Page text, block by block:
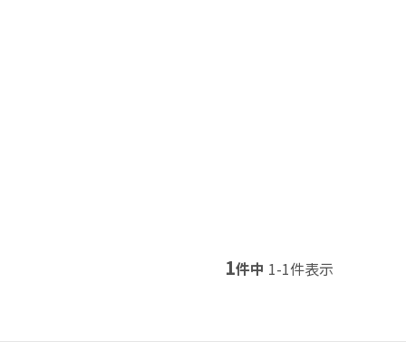
1件中 1-1件表示